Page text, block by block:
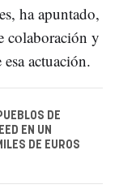
ha apuntado,
colaboración y
actuación.
DE
EN UN
DE EUROS